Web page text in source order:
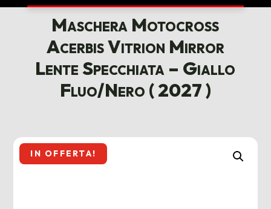
Maschera Motocross
Acerbis Vitrion Mirror
Lente Specchiata – Giallo
Fluo/Nero ( 2027 )
IN OFFERTA!